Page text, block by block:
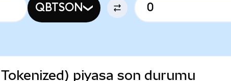
QBTSON
piyasa son durumu